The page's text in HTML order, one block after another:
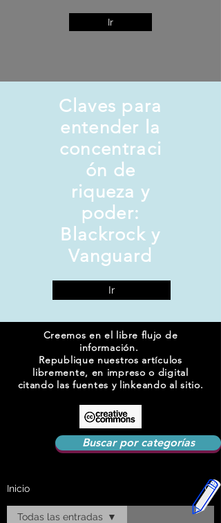
Ir
Claves para
entender la
concentraci
ón de
riqueza y
poder:
Blackrock y
Vanguard
Ir
Creemos en el libre flujo de
información.
Republique nuestros artículos
libremente, en impreso o digital
citando las fuentes y linkeando al sitio.
Buscar por categorías
Inicio
Todas las entradas